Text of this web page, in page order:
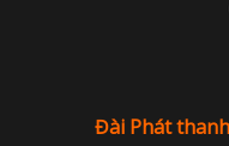
Đài Phát